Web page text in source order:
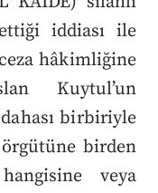
iddiası ile
hâkimliğine
Kuytul’un
birbiriyle
birden
veya